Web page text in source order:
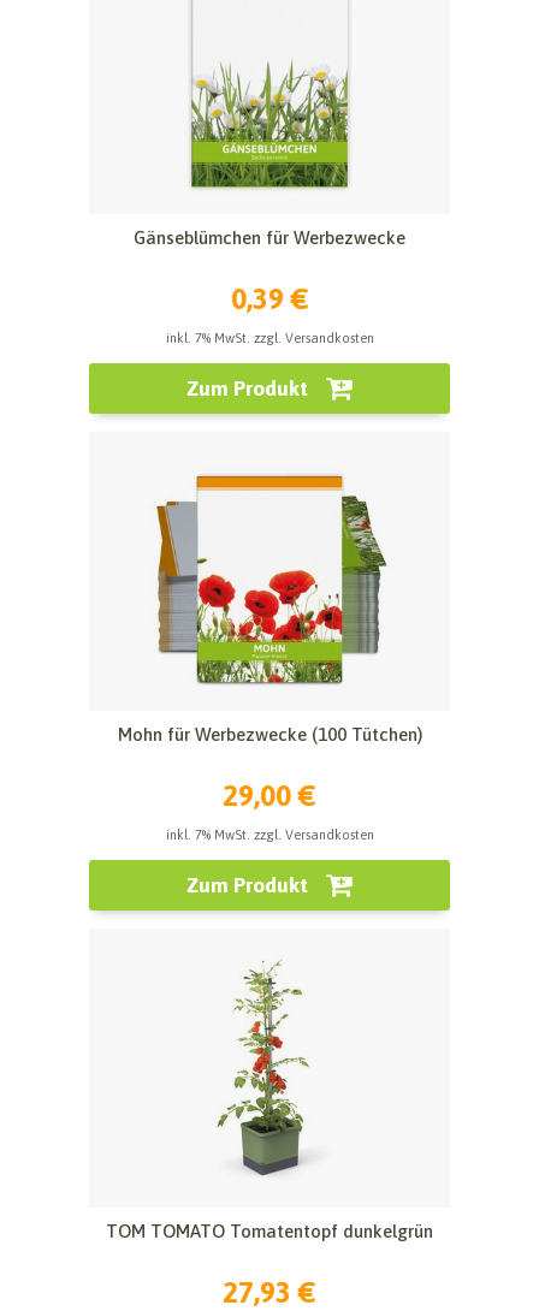
Gänseblümchen für Werbezwecke
0,39 €
inkl. 7% MwSt. zzgl. Versandkosten
Zum Produkt
Mohn für Werbezwecke (100 Tütchen)
29,00 €
inkl. 7% MwSt. zzgl. Versandkosten
Zum Produkt
TOM TOMATO Tomatentopf dunkelgrün
27,93 €